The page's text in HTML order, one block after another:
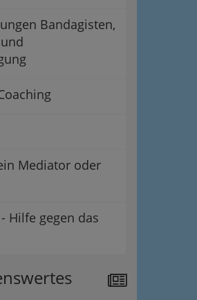
Bandagisten,
Mediator oder
Hilfe gegen das